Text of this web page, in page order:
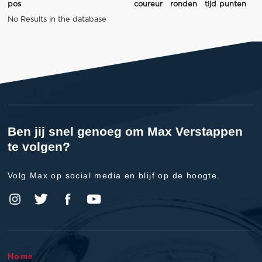
pos coureur ronden tijd
punten
No Results in the database
Ben jij snel genoeg om Max Verstappen
te volgen?
Volg Max op social media en blijf op de hoogte.
Home